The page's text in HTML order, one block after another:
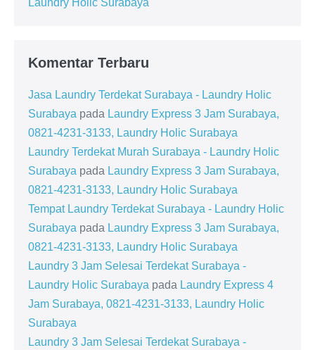
Laundry Holic Surabaya
Komentar Terbaru
Jasa Laundry Terdekat Surabaya - Laundry Holic
Surabaya pada Laundry Express 3 Jam Surabaya,
0821-4231-3133, Laundry Holic Surabaya
Laundry Terdekat Murah Surabaya - Laundry Holic
Surabaya pada Laundry Express 3 Jam Surabaya,
0821-4231-3133, Laundry Holic Surabaya
Tempat Laundry Terdekat Surabaya - Laundry Holic
Surabaya pada Laundry Express 3 Jam Surabaya,
0821-4231-3133, Laundry Holic Surabaya
Laundry 3 Jam Selesai Terdekat Surabaya -
Laundry Holic Surabaya pada Laundry Express 4
Jam Surabaya, 0821-4231-3133, Laundry Holic
Surabaya
Laundry 3 Jam Selesai Terdekat Surabaya -